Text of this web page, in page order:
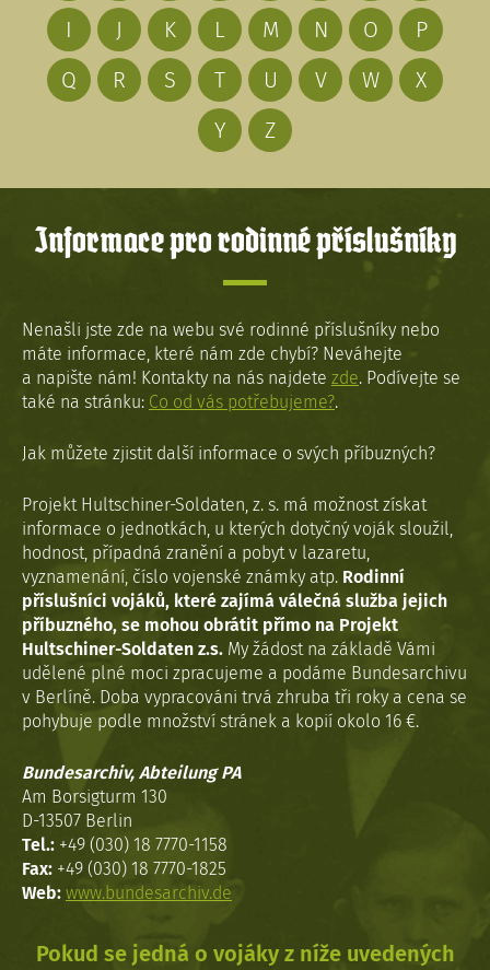
I
J K L M N O
P
Q
R S T U V W
X
Y
Z
Informace pro rodinné příslušníky
Nenašli jste zde na webu své rodinné příslušníky nebo
máte informace, které nám zde chybí? Neváhejte
a napište nám! Kontakty na nás najdete zde. Podívejte se
také na stránku: Co od vás potřebujeme?.
Jak můžete zjistit další informace o svých příbuzných?
Projekt Hultschiner-Soldaten, z. s. má možnost získat
informace o jednotkách, u kterých dotyčný voják sloužil,
hodnost, případná zranění a pobyt v lazaretu,
vyznamenání, číslo vojenské známky atp. Rodinní
příslušníci vojáků, které zajímá válečná služba jejich
příbuzného, se mohou obrátit přímo na Projekt
Hultschiner-Soldaten z.s. My žádost na základě Vámi
udělené plné moci zpracujeme a podáme Bundesarchivu
v Berlíně. Doba vypracováni trvá zhruba tři roky a cena se
pohybuje podle množství stránek a kopií okolo 16 €.
Bundesarchiv, Abteilung PA
Am Borsigturm 130
D-13507 Berlin
Tel.: +49 (030) 18 7770-1158
Fax: +49 (030) 18 7770-1825
Web: www.bundesarchiv.de
Pokud se jedná o vojáky z níže uvedených